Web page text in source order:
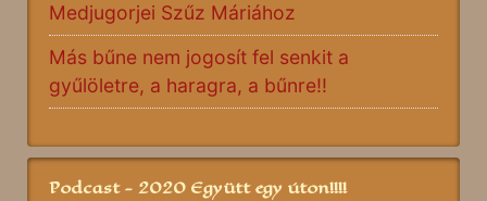
Medjugorjei Szűz Máriához
Más bűne nem jogosít fel senkit a
gyűlöletre, a haragra, a bűnre!!
Podcast - 2020 Együtt egy úton!!!!